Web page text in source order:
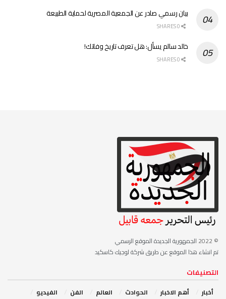
بيان رسمي صادر عن الجمعية المصرية لحماية الطبيعة
خالد سالم يسأل: هل تعرف تاريخ وفاتك!
© 2022
الجمهورية الجديدة الموقع الرسمي
تم انشاء هذا الموقع عن طريق شركة لوجيك كاسكيد
التصنيفات
أخبار أهم الاخبار ‏الحوادث ‏العالم الفن ‏الفيديو